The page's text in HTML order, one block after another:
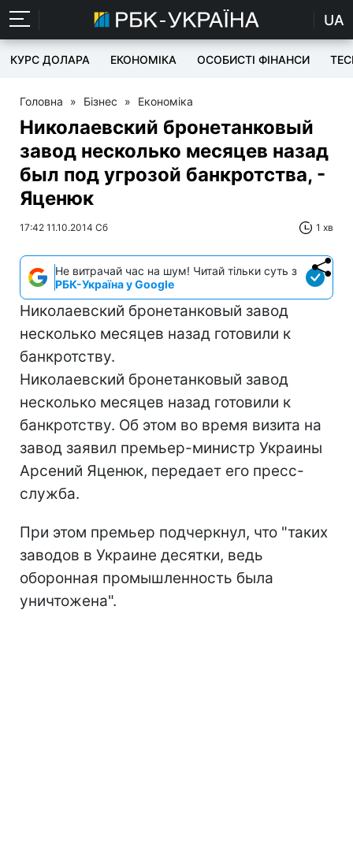
UA
КУРС ДОЛАРА ЕКОНОМІКА ОСОБИСТІ ФІНАНСИ
Головна » Бізнес » Економіка
Николаевский бронетанковый
завод несколько месяцев назад
был под угрозой банкротства, -
Яценюк
17:42 11.10.2014 Сб 1 хв
Не витрачай час на шум! Читай тільки суть з
РБК-Україна у Google
Николаевский бронетанковый завод
несколько месяцев назад готовили к
банкротству.
Николаевский бронетанковый завод
несколько месяцев назад готовили к
банкротству. Об этом во время визита на
завод заявил премьер-министр Украины
Арсений Яценюк, передает его пресс-
служба.
При этом премьер подчеркнул, что "таких
заводов в Украине десятки, ведь
оборонная промышленность была
уничтожена".